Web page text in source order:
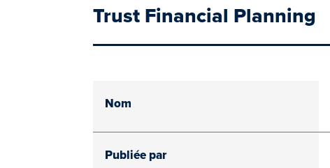
Trust Financial Planning
Nom
Publiée par